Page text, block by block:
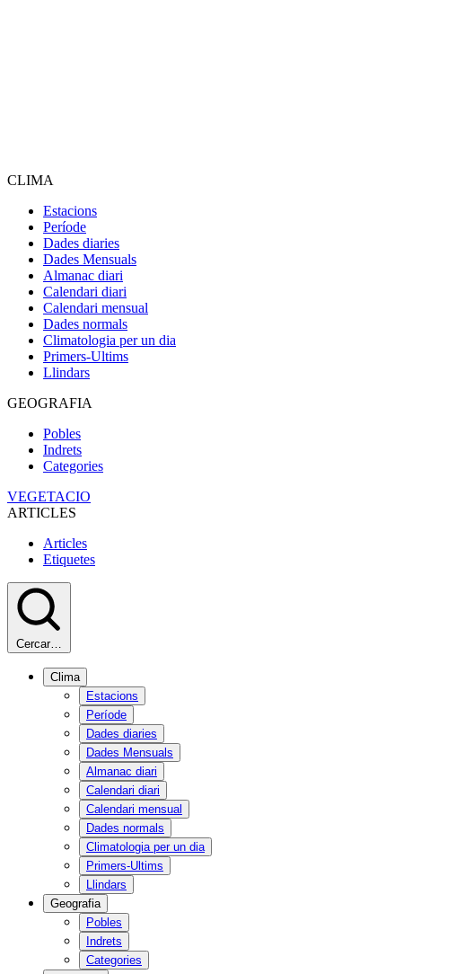
CLIMA
Estacions
Període
Dades diaries
Dades Mensuals
Almanac diari
Calendari diari
Calendari mensual
Dades normals
Climatologia per un dia
Primers-Ultims
Llindars
GEOGRAFIA
Pobles
Indrets
Categories
VEGETACIO
ARTICLES
Articles
Etiquetes
Cercar…
Clima
Estacions
Període
Dades diaries
Dades Mensuals
Almanac diari
Calendari diari
Calendari mensual
Dades normals
Climatologia per un dia
Primers-Ultims
Llindars
Geografia
Pobles
Indrets
Categories